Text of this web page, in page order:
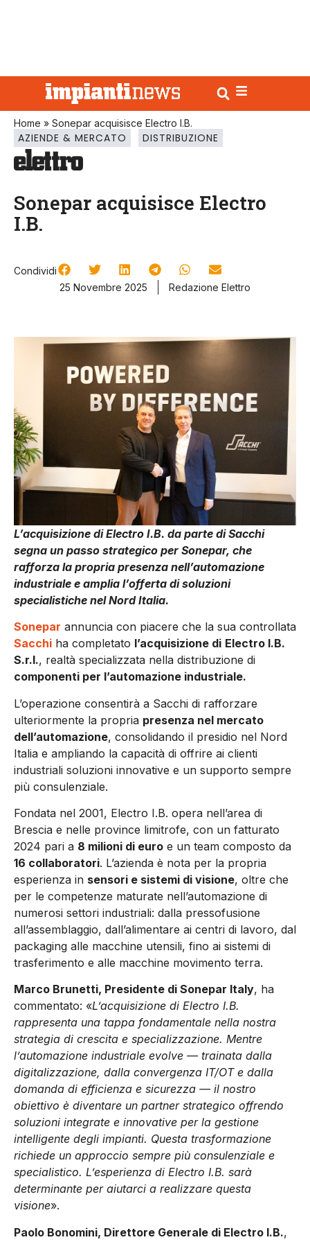
Home » Sonepar acquisisce Electro I.B.
AZIENDE & MERCATO DISTRIBUZIONE
Sonepar acquisisce Electro
I.B.
Condividi
25 Novembre 2025
Redazione Elettro
L’acquisizione di Electro I.B. da parte di Sacchi
segna un passo strategico per Sonepar, che
rafforza la propria presenza nell’automazione
industriale e amplia l’offerta di soluzioni
specialistiche nel Nord Italia.
Sonepar annuncia con piacere che la sua controllata
Sacchi ha completato l’acquisizione di Electro I.B.
S.r.l., realtà specializzata nella distribuzione di
componenti per l’automazione industriale.
L’operazione consentirà a Sacchi di rafforzare
ulteriormente la propria presenza nel mercato
dell’automazione, consolidando il presidio nel Nord
Italia e ampliando la capacità di offrire ai clienti
industriali soluzioni innovative e un supporto sempre
più consulenziale.
Fondata nel 2001, Electro I.B. opera nell’area di
Brescia e nelle province limitrofe, con un fatturato
2024 pari a 8 milioni di euro e un team composto da
16 collaboratori. L’azienda è nota per la propria
esperienza in sensori e sistemi di visione, oltre che
per le competenze maturate nell’automazione di
numerosi settori industriali: dalla pressofusione
all’assemblaggio, dall’alimentare ai centri di lavoro, dal
packaging alle macchine utensili, fino ai sistemi di
trasferimento e alle macchine movimento terra.
Marco Brunetti, Presidente di Sonepar Italy, ha
commentato: «L’acquisizione di Electro I.B.
rappresenta una tappa fondamentale nella nostra
strategia di crescita e specializzazione. Mentre
l’automazione industriale evolve — trainata dalla
digitalizzazione, dalla convergenza IT/OT e dalla
domanda di efficienza e sicurezza — il nostro
obiettivo è diventare un partner strategico offrendo
soluzioni integrate e innovative per la gestione
intelligente degli impianti. Questa trasformazione
richiede un approccio sempre più consulenziale e
specialistico. L’esperienza di Electro I.B. sarà
determinante per aiutarci a realizzare questa
visione».
Paolo Bonomini, Direttore Generale di Electro I.B.,